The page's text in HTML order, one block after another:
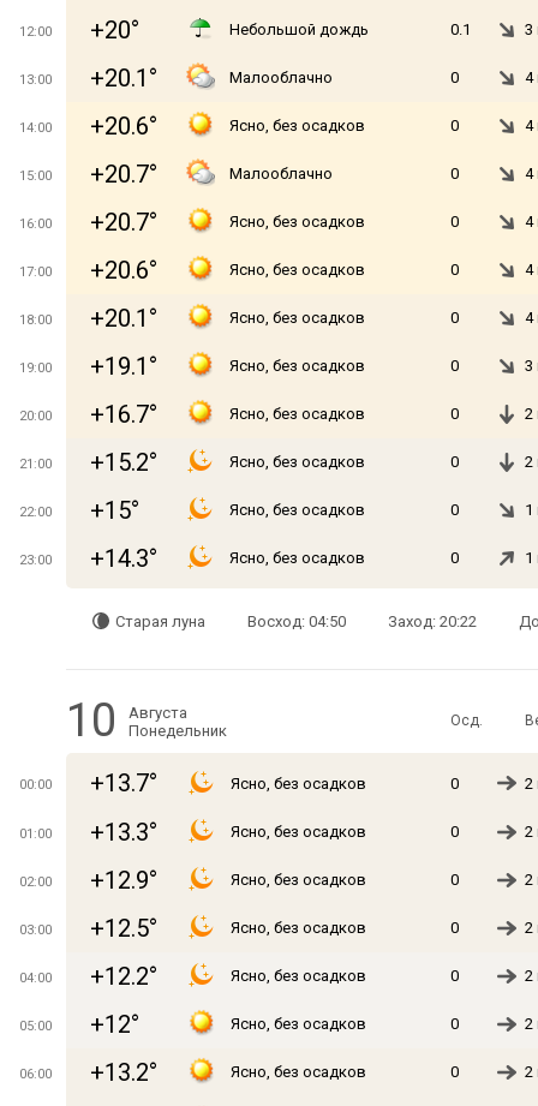
12:00 +20° Небольшой дождь 0.1 3
13:00 +20.1° Малооблачно 0 4
14:00 +20.6° Ясно, без осадков 0 4
15:00 +20.7° Малооблачно 0 4
16:00 +20.7° Ясно, без осадков 0 4
17:00 +20.6° Ясно, без осадков 0 4
18:00 +20.1° Ясно, без осадков 0 4
19:00 +19.1° Ясно, без осадков 0 3
20:00 +16.7° Ясно, без осадков 0 2
21:00 +15.2° Ясно, без осадков 0 2
22:00 +15° Ясно, без осадков 0 1
23:00 +14.3° Ясно, без осадков 0 1
Старая луна Восход: 04:50 Заход: 20:22
10
Августа
Понедельник
Осд.
00:00 +13.7° Ясно, без осадков 0 2
01:00 +13.3° Ясно, без осадков 0 2
02:00 +12.9° Ясно, без осадков 0 2
03:00 +12.5° Ясно, без осадков 0 2
04:00 +12.2° Ясно, без осадков 0 2
05:00 +12° Ясно, без осадков 0 2
06:00 +13.2° Ясно, без осадков 0 2